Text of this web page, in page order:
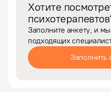
Хотите
Заполните анкету, и
подходящих
Заполнить